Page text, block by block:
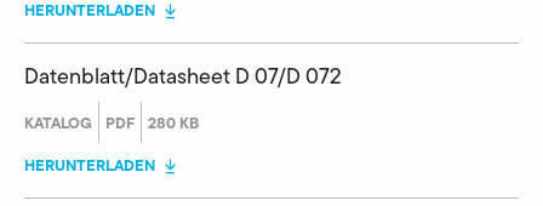
HERUNTERLADEN
Datenblatt/Datasheet D 07/D 072
KATALOG PDF 280 KB
HERUNTERLADEN